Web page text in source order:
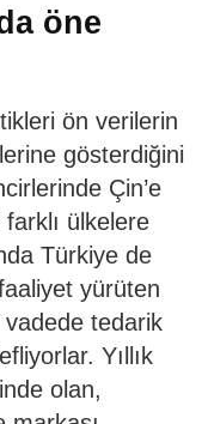
öne
ön verilerin
gösterdiğini
Çin’e
farklı ülkelere
Türkiye de
yürüten
tedarik
Yıllık
olan,